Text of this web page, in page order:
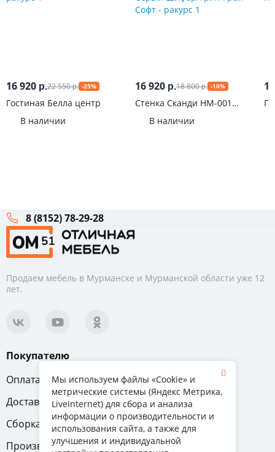
16 920 р.22 550р. -25%
Гостиная Белла центр
В наличии
16 920 р.18 800р. -10%
Стенка Сканди НМ-001
СофтВ наличии
8 (8152) 78-29-28
Продаем мебель в Мурманске и Мурманской области уже 12
лет.
Покупателю
Оплата
Вопрос-ответ
Доставка
Обмен и возврат
Сборка
Гарантия
Производители
Мы используем файлы «Cookie» и
метрические системы (Яндекс Метрика,
LiveInternet) для сбора и анализа
информации о производительности и
использования сайта, а также для
улучшения и индивидуальной